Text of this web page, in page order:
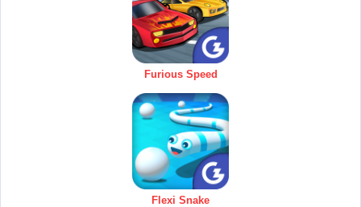
Furious Speed
Flexi Snake